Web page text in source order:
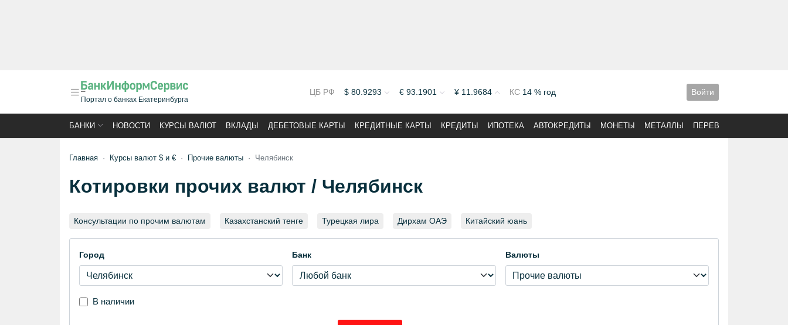
Портал о банках Екатеринбурга
ЦБ РФ $ 80.9293 € 93.1901 ¥ 11.9684 КС 14 % год Войти
БАНКИ НОВОСТИ КУРСЫ ВАЛЮТ ВКЛАДЫ ДЕБЕТОВЫЕ КАРТЫ КРЕДИТНЫЕ КАРТЫ КРЕДИТЫ ИПОТЕКА АВТОКРЕДИТЫ МОНЕТЫ МЕТАЛЛЫ ПЕРЕВОДЫ
Главная Курсы валют $ и € Прочие валюты Челябинск
Котировки прочих валют / Челябинск
Консультации по прочим валютам Казахстанский тенге Турецкая лира Дирхам ОАЭ Китайский юань
Город Банк Валюты
В наличии